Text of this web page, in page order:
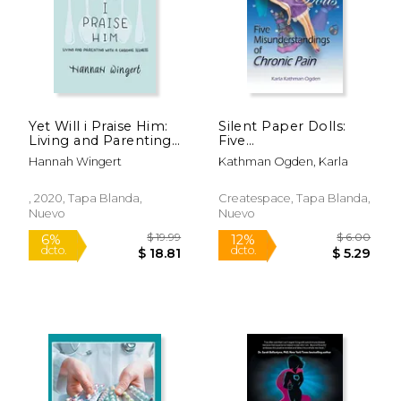
Rápido
Yet Will i Praise Him:
Living and Parenting
With a Chronic Illness
(en Inglés)
Hannah Wingert
, 2020, Tapa Blanda,
Nuevo
Silent Paper Dolls:
Five
Misunderstandings of
Chronic Pain (en
Kathman Ogden, Karla
Createspace, Tapa Blanda,
Nuevo